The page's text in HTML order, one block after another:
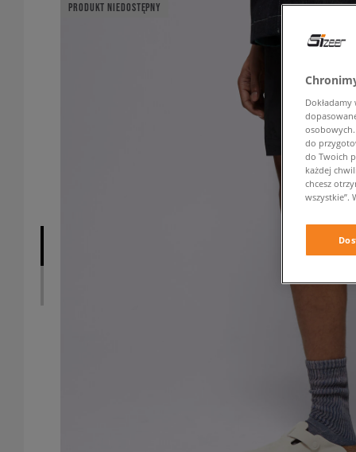
PRODUKT NIEDOSTĘPNY
do
do Twoich
każdej
chcesz
wszystkie”.